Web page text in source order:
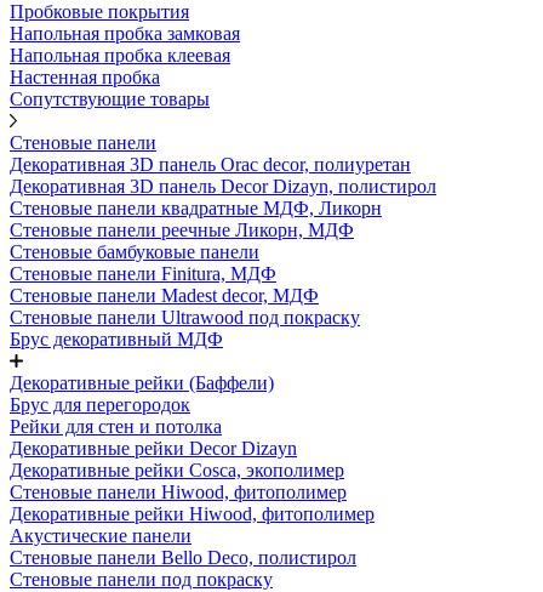
Пробковые покрытия
Напольная пробка замковая
Напольная пробка клеевая
Настенная пробка
Сопутствующие товары
Стеновые панели
Декоративная 3D панель Orac decor, полиуретан
Декоративная 3D панель Decor Dizayn, полистирол
Стеновые панели квадратные МДФ, Ликорн
Стеновые панели реечные Ликорн, МДФ
Стеновые бамбуковые панели
Стеновые панели Finitura, МДФ
Стеновые панели Madest decor, МДФ
Стеновые панели Ultrawood под покраску
Брус декоративный МДФ
Декоративные рейки (Баффели)
Брус для перегородок
Рейки для стен и потолка
Декоративные рейки Decor Dizayn
Декоративные рейки Cosca, экополимер
Стеновые панели Hiwood, фитополимер
Декоративные рейки Hiwood, фитополимер
Акустические панели
Стеновые панели Bello Deco, полистирол
Стеновые панели под покраску